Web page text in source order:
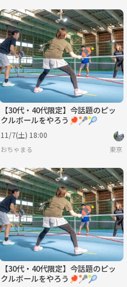
【30代・40代限定】今話題のピッ
クルボールをやろう🏓🥍🎾
11/7(土) 18:00
おちゃまる 東京
【30代・40代限定】今話題のピッ
クルボールをやろう🏓🥍🎾